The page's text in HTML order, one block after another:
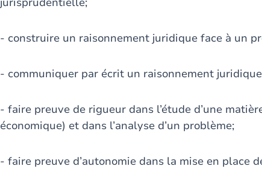
- construire un raisonnement juridique face à un
- communiquer par écrit un raisonnement
- faire preuve de rigueur dans l’étude d’une
économique) et dans l’analyse d’un problème;
- faire preuve d’autonomie dans la mise en place